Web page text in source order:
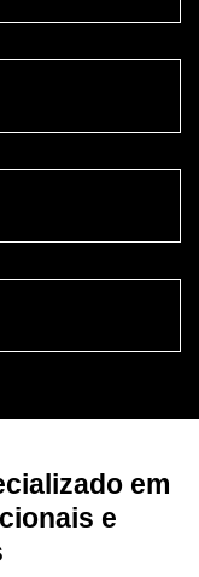
em
e